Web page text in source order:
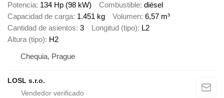
Potencia 134 Hp (98 kW) Combustible diésel
Capacidad de carga 1.451 kg Volumen 6,57 m³
Cantidad de asientos 3 Longitud (tipo) L2
Altura (tipo) H2
Chequia, Prague
LOSL s.r.o.